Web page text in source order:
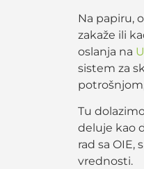
Na papiru,
zakaže ili
oslanja na
sistem za
Tu
deluje kao
rad sa
vrednosti.